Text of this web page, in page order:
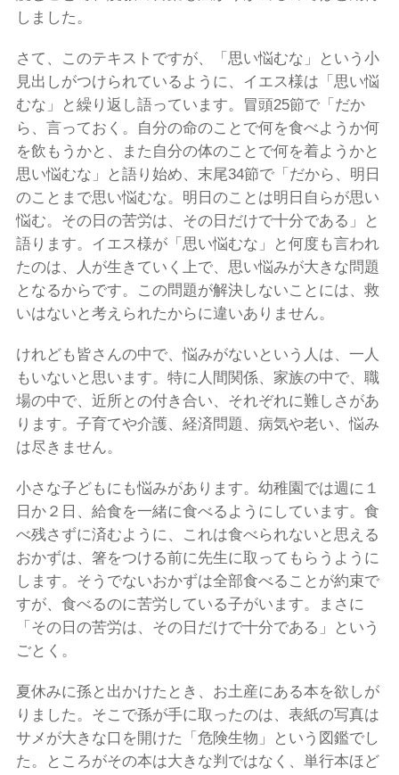
しました。
さて、このテキストですが、「思い悩むな」という小
見出しがつけられているように、イエス様は「思い悩
むな」と繰り返し語っています。冒頭25節で「だか
ら、言っておく。自分の命のことで何を食べようか何
を飲もうかと、また自分の体のことで何を着ようかと
思い悩むな」と語り始め、末尾34節で「だから、明日
のことまで思い悩むな。明日のことは明日自らが思い
悩む。その日の苦労は、その日だけで十分である」と
語ります。イエス様が「思い悩むな」と何度も言われ
たのは、人が生きていく上で、思い悩みが大きな問題
となるからです。この問題が解決しないことには、救
いはないと考えられたからに違いありません。
けれども皆さんの中で、悩みがないという人は、一人
もいないと思います。特に人間関係、家族の中で、職
場の中で、近所との付き合い、それぞれに難しさがあ
ります。子育てや介護、経済問題、病気や老い、悩み
は尽きません。
小さな子どもにも悩みがあります。幼稚園では週に１
日か２日、給食を一緒に食べるようにしています。食
べ残さずに済むように、これは食べられないと思える
おかずは、箸をつける前に先生に取ってもらうように
します。そうでないおかずは全部食べることが約束で
すが、食べるのに苦労している子がいます。まさに
「その日の苦労は、その日だけで十分である」という
ごとく。
夏休みに孫と出かけたとき、お土産にある本を欲しが
りました。そこで孫が手に取ったのは、表紙の写真は
サメが大きな口を開けた「危険生物」という図鑑でし
た。ところがその本は大きな判ではなく、単行本ほど